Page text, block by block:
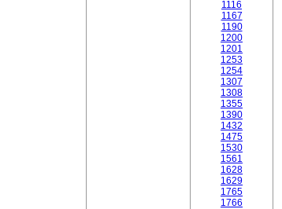
1116
1167
1190
1200
1201
1253
1254
1307
1308
1355
1390
1432
1475
1530
1561
1628
1629
1765
1766